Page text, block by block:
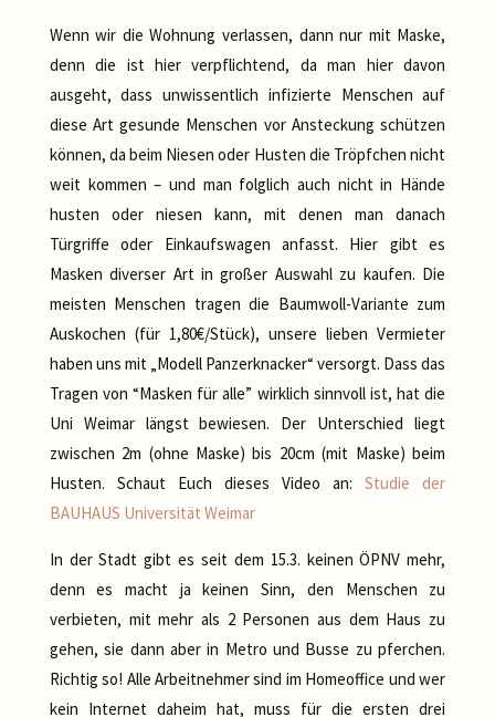
Wenn wir die Wohnung verlassen, dann nur mit Maske,
denn die ist hier verpflichtend, da man hier davon
ausgeht, dass unwissentlich infizierte Menschen auf
diese Art gesunde Menschen vor Ansteckung schützen
können, da beim Niesen oder Husten die Tröpfchen nicht
weit kommen – und man folglich auch nicht in Hände
husten oder niesen kann, mit denen man danach
Türgriffe oder Einkaufswagen anfasst. Hier gibt es
Masken diverser Art in großer Auswahl zu kaufen. Die
meisten Menschen tragen die Baumwoll-Variante zum
Auskochen (für 1,80€/Stück), unsere lieben Vermieter
haben uns mit „Modell Panzerknacker“ versorgt. Dass das
Tragen von “Masken für alle” wirklich sinnvoll ist, hat die
Uni Weimar längst bewiesen. Der Unterschied liegt
zwischen 2m (ohne Maske) bis 20cm (mit Maske) beim
Husten. Schaut Euch dieses Video an:Studie der
BAUHAUS Universität Weimar
In der Stadt gibt es seit dem 15.3. keinen ÖPNV mehr,
denn es macht ja keinen Sinn, den Menschen zu
verbieten, mit mehr als 2 Personen aus dem Haus zu
gehen, sie dann aber in Metro und Busse zu pferchen.
Richtig so! Alle Arbeitnehmer sind im Homeoffice und wer
kein Internet daheim hat, muss für die ersten drei